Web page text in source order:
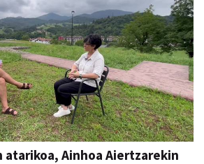
atarikoa, Ainhoa Aiertzarekin